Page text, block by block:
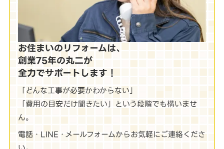
お住まいのリフォームは、
創業75年の丸二が
全力でサポートします！
「どんな工事が必要かわからない」
「費用の目安だけ聞きたい」という段階でも構いませ
ん。
電話・LINE・メールフォームからお気軽にご連絡くださ